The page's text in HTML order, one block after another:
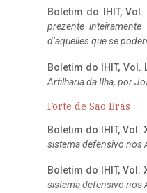
Boletim do IHIT,
prezente
d’aquelles que se
Boletim do IHIT, Vol.
Artilharia da Ilha, por
Forte de São Brás
Boletim do IHIT, Vol.
sistema defensivo nos
Boletim do IHIT, Vol.
sistema defensivo nos